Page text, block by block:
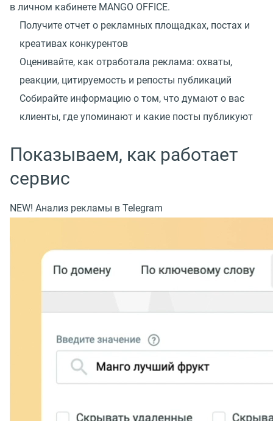
в личном кабинете MANGO OFFICE.
Получите отчет о рекламных площадках, постах и
креативах конкурентов
Оценивайте, как отработала реклама: охваты,
реакции, цитируемость и репосты публикаций
Собирайте информацию о том, что думают о вас
клиенты, где упоминают и какие посты публикуют
Показываем, как работает
сервис
NEW! Анализ рекламы в Telegram